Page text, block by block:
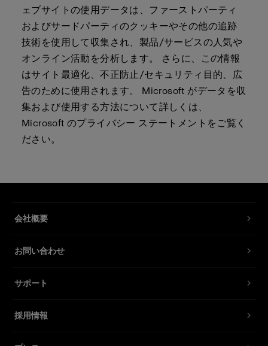
ェブサイトの使用データは、ファーストパーティ
およびサードパーティのクッキーやその他の追跡
技術を使用して収集され、製品/サービスの人気や
オンライン活動を分析します。 さらに、この情報
はサイト最適化、不正防止/セキュリティ目的、広
告のために使用されます。 Microsoft がデータを収
集および使用する方法について詳しくは、
Microsoft のプライバシー ステートメントをご覧く
ださい。
会社概要
お問い合わせ
サポート
採用情報